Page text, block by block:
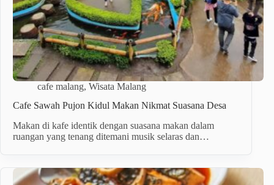
cafe malang, Wisata Malang
Cafe Sawah Pujon Kidul Makan Nikmat Suasana Desa
Makan di kafe identik dengan suasana makan dalam
ruangan yang tenang ditemani musik selaras dan…